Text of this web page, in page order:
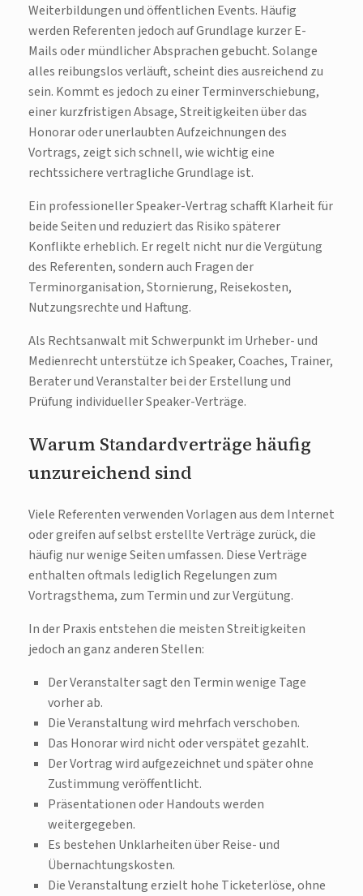
Weiterbildungen und öffentlichen Events. Häufig
werden Referenten jedoch auf Grundlage kurzer E-
Mails oder mündlicher Absprachen gebucht. Solange
alles reibungslos verläuft, scheint dies ausreichend zu
sein. Kommt es jedoch zu einer Terminverschiebung,
einer kurzfristigen Absage, Streitigkeiten über das
Honorar oder unerlaubten Aufzeichnungen des
Vortrags, zeigt sich schnell, wie wichtig eine
rechtssichere vertragliche Grundlage ist.
Ein professioneller Speaker-Vertrag schafft Klarheit für
beide Seiten und reduziert das Risiko späterer
Konflikte erheblich. Er regelt nicht nur die Vergütung
des Referenten, sondern auch Fragen der
Terminorganisation, Stornierung, Reisekosten,
Nutzungsrechte und Haftung.
Als Rechtsanwalt mit Schwerpunkt im Urheber- und
Medienrecht unterstütze ich Speaker, Coaches, Trainer,
Berater und Veranstalter bei der Erstellung und
Prüfung individueller Speaker-Verträge.
Warum Standardverträge häufig
unzureichend sind
Viele Referenten verwenden Vorlagen aus dem Internet
oder greifen auf selbst erstellte Verträge zurück, die
häufig nur wenige Seiten umfassen. Diese Verträge
enthalten oftmals lediglich Regelungen zum
Vortragsthema, zum Termin und zur Vergütung.
In der Praxis entstehen die meisten Streitigkeiten
jedoch an ganz anderen Stellen:
Der Veranstalter sagt den Termin wenige Tage
vorher ab.
Die Veranstaltung wird mehrfach verschoben.
Das Honorar wird nicht oder verspätet gezahlt.
Der Vortrag wird aufgezeichnet und später ohne
Zustimmung veröffentlicht.
Präsentationen oder Handouts werden
weitergegeben.
Es bestehen Unklarheiten über Reise- und
Übernachtungskosten.
Die Veranstaltung erzielt hohe Ticketerlöse, ohne